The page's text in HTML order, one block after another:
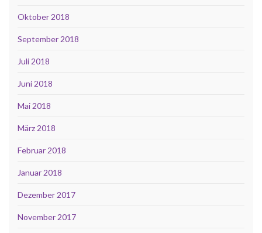
Oktober 2018
September 2018
Juli 2018
Juni 2018
Mai 2018
März 2018
Februar 2018
Januar 2018
Dezember 2017
November 2017